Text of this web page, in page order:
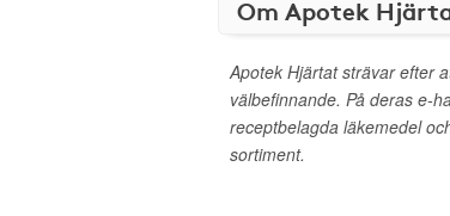
Om Apotek
Apotek Hjärtat strävar efter
välbefinnande. På deras e-
receptbelagda läkemedel
sortiment.